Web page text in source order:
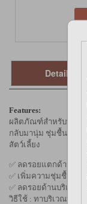
Details
Features:
ผลิตภัณฑ์สำหรับทาบริ
กลับมานุ่ม ชุ่มชื้น น่าสั
สัตว์เลี้ยง
✅ ลดรอยแตกด้านของ
✅ เพิ่มความชุ่มชื้นให้
✅ ลดรอยด้านบริเวณ
วิธีใช้ : ทาบริเวณที่แห้